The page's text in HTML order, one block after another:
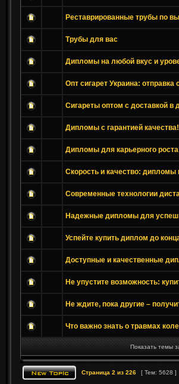
Реставрированные трубы по
Трубы для вас
Дипломы на любой вкус и
Опт сигарет Украина: отправка
Сигареты оптом с доставкой в
Дипломы с гарантией качества!
Дипломы для карьерного
Скорость и качество: дипломы
Современные технологии
Надежные дипломы для
Успейте купить диплом до
Доступные и качественные
Не упустите возможность:
Не ждите, пока другие –
Что важно знать о травмах
Показать темы
Страница 2 из 226 [ Тем: 5628 ]